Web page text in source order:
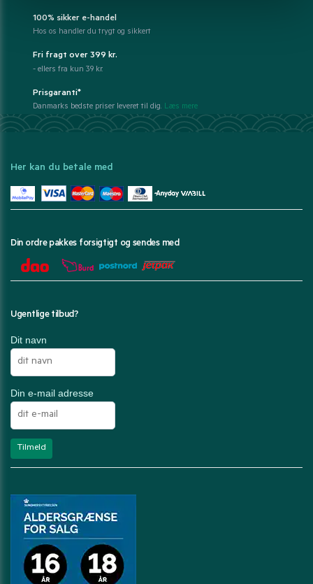
100% sikker e-handel
Hos os handler du trygt og sikkert
Fri fragt over 399 kr.
- ellers fra kun 39 kr.
Prisgaranti*
Danmarks bedste priser leveret til dig. Læs mere
Her kan du betale med
Din ordre pakkes forsigtigt og sendes med
Ugentlige tilbud?
Dit navn
Din e-mail adresse